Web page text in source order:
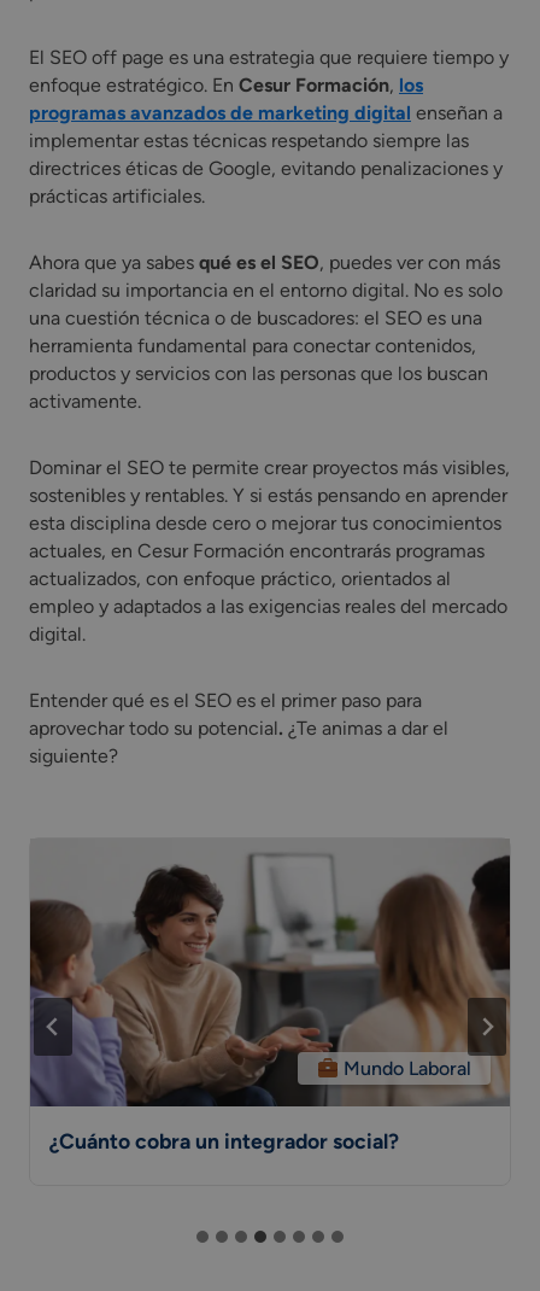
El SEO off page es una estrategia que requiere tiempo y
enfoque estratégico. En Cesur Formación, los
programas avanzados de marketing digital enseñan a
implementar estas técnicas respetando siempre las
directrices éticas de Google, evitando penalizaciones y
prácticas artificiales.
Ahora que ya sabes qué es el SEO, puedes ver con más
claridad su importancia en el entorno digital. No es solo
una cuestión técnica o de buscadores: el SEO es una
herramienta fundamental para conectar contenidos,
productos y servicios con las personas que los buscan
activamente.
Dominar el SEO te permite crear proyectos más visibles,
sostenibles y rentables. Y si estás pensando en aprender
esta disciplina desde cero o mejorar tus conocimientos
actuales, en Cesur Formación encontrarás programas
actualizados, con enfoque práctico, orientados al
empleo y adaptados a las exigencias reales del mercado
digital.
Entender qué es el SEO es el primer paso para
aprovechar todo su potencial. ¿Te animas a dar el
siguiente?
Mundo Laboral
¿Cuánto cobra un integrador social?